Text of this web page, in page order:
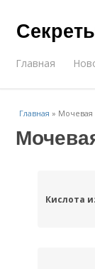
Главная
Главная » Мочевая
Кислота